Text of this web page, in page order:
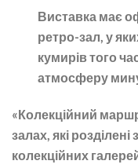
Виставка має
ретро-зал, у
кумирів того
атмосферу
«Колекційний
залах, які
колекційних